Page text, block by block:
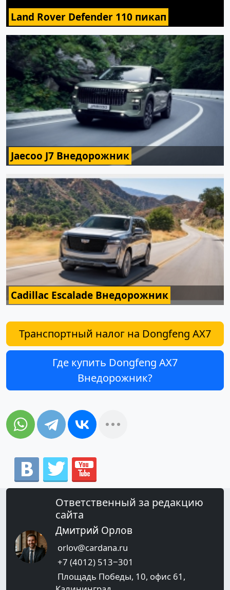
Land Rover Defender 110 пикап
Jaecoo J7 Внедорожник
Cadillac Escalade Внедорожник
Транспортный налог на Dongfeng AX7
Где купить Dongfeng AX7
Внедорожник?
Ответственный за редакцию
сайта
Дмитрий Орлов
orlov@cardana.ru
+7 (4012) 513‒301
Площадь Победы, 10, офис 61,